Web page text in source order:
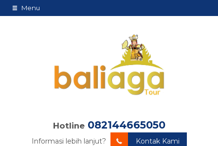
Menu
Hotline 082144665050
Informasi lebih lanjut? Kontak Kami